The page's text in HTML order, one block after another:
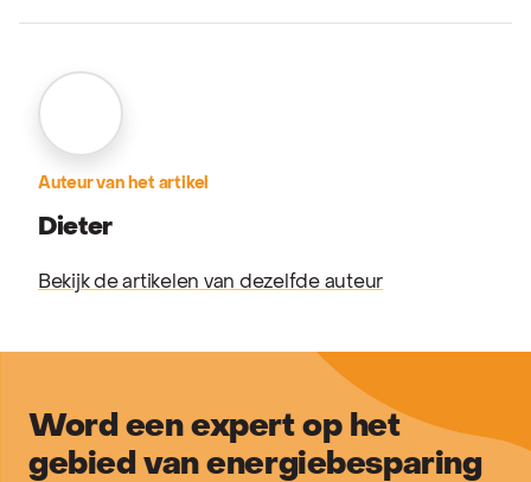
Auteur van het artikel
Dieter
Bekijk de artikelen van dezelfde auteur
Word een expert op het
gebied van energiebesparing